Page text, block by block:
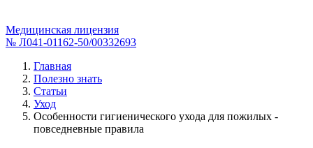
Медицинская лицензия
№ Л041-01162-50/00332693
Главная
Полезно знать
Статьи
Уход
Особенности гигиенического ухода для пожилых -
повседневные правила